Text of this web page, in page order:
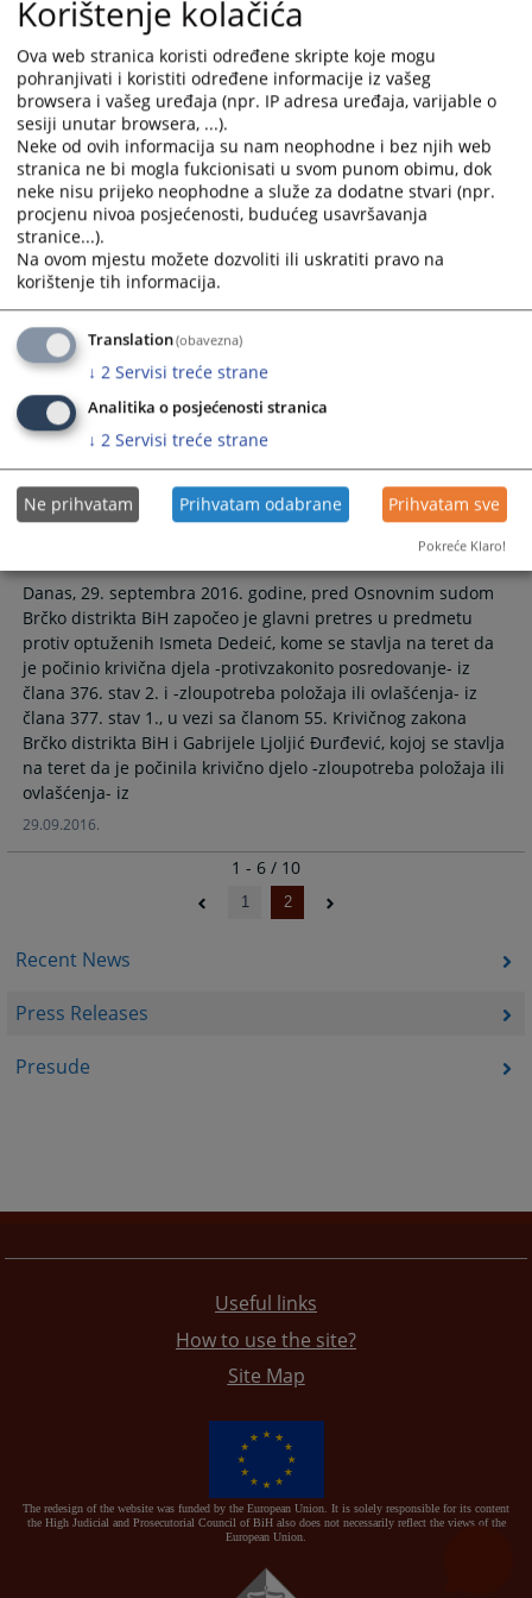
Recent News
Press Releases
Presude
ODREĐEN PRITVOR I ČETVRTOM
OSUMNJIČENOM ZA OTMICU I UBISTVO
ZEJĆIROVIĆ EDINA
-
16.12.2019.
IN MEMORIAM, NIJAZIJA KALENDER
Sa neizmjernim žaljenjem obavještavamo pravosudnu
zajednicu Bosne i Hercegovine da je Nijazija Kalender sudija
slučajem,preminuo dana 12.12.2016.g.
14.12.2016.
Započeo glavni pretres u krivičnom
postupku protiv Ismeta Dedeić i Gabrijele
Danas, 29. septembra 2016. godine, pred Osnovnim sudom
Brčko distrikta BiH započeo je glavni pretres u predmetu
protiv optuženih Ismeta Dedeić, kome se stavlja na teret da
je počinio krivična djela -protivzakonito posredovanje- iz
člana 376. stav 2. i -zloupotreba položaja ili ovlašćenja- iz
člana 377. stav 1., u vezi sa članom 55. Krivičnog zakona
Brčko distrikta BiH i Gabrijele Ljoljić Đurđević, kojoj se stavlja
na teret da je počinila krivično djelo -zloupotreba položaja ili
ovlašćenja- iz
29.09.2016.
1 - 6 / 10
1 2
Useful links
How to use the site?
Site Map
The redesign of the website was funded by the European Union. It is solely responsible for its content
the High Judicial and Prosecutorial Council of BiH also does not necessarily reflect the views of the
European Union.
Korištenje kolačića
Ova web stranica koristi određene skripte koje mogu
pohranjivati i koristiti određene informacije iz vašeg
browsera i vašeg uređaja (npr. IP adresa uređaja, varijable o
sesiji unutar browsera, ...).
Neke od ovih informacija su nam neophodne i bez njih web
stranica ne bi mogla fukcionisati u svom punom obimu, dok
neke nisu prijeko neophodne a služe za dodatne stvari (npr.
procjenu nivoa posjećenosti, budućeg usavršavanja
stranice...).
Na ovom mjestu možete dozvoliti ili uskratiti pravo na
korištenje tih informacija.
Translation(obavezna)
↓ 2 Servisi treće strane
Analitika o posjećenosti stranica
↓ 2 Servisi treće strane
Ne prihvatam Prihvatam odabrane Prihvatam sve
Pokreće Klaro!